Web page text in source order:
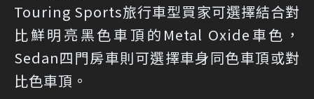
Touring Sports旅行車型買家可選擇結合對
比鮮明亮黑色車頂的Metal Oxide車色，
Sedan四門房車則可選擇車身同色車頂或對
比色車頂。